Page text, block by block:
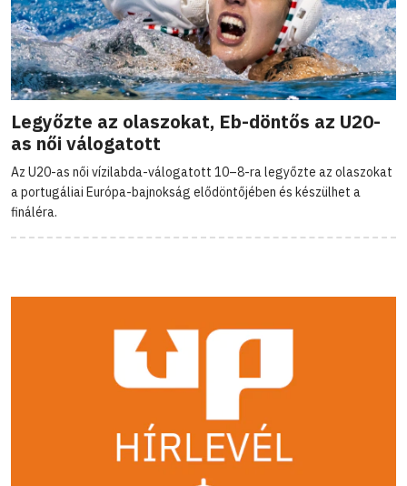
Legyőzte az olaszokat, Eb-döntős az U20-
as női válogatott
Az U20-as női vízilabda-válogatott 10–8-ra legyőzte az olaszokat
a portugáliai Európa-bajnokság elődöntőjében és készülhet a
fináléra.